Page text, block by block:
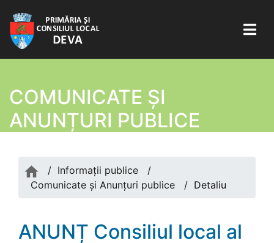
COMUNICATE ŞI
ANUNȚURI PUBLICE
/ Informații publice
/
Comunicate şi Anunțuri publice
/ Detaliu
ANUNȚ Consiliul local al